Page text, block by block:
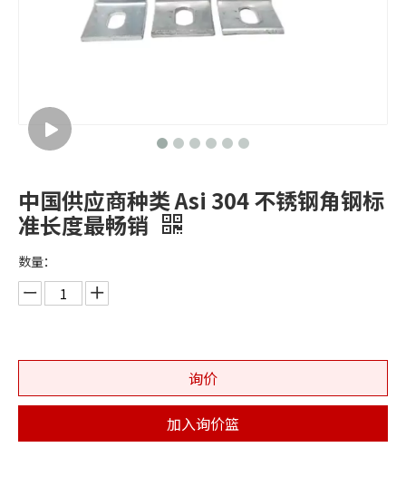
中国供应商种类 Asi 304 不锈钢角钢标
准长度最畅销
数量：
询价
加入询价篮